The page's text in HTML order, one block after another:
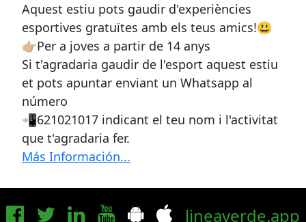
Aquest estiu pots gaudir d'experiències
esportives gratuïtes amb els teus amics!😃
👉🏼Per a joves a partir de 14 anys
Si t'agradaria gaudir de l'esport aquest estiu
et pots apuntar enviant un Whatsapp al
número
📲621021017 indicant el teu nom i l'activitat
que t'agradaria fer.
Más Información...
lineaverde.app